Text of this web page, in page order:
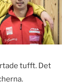
tufft. Det